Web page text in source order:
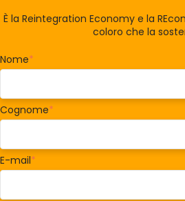
È la Reintegration Economy e la
coloro che la
Nome*
Cognome*
E-mail*